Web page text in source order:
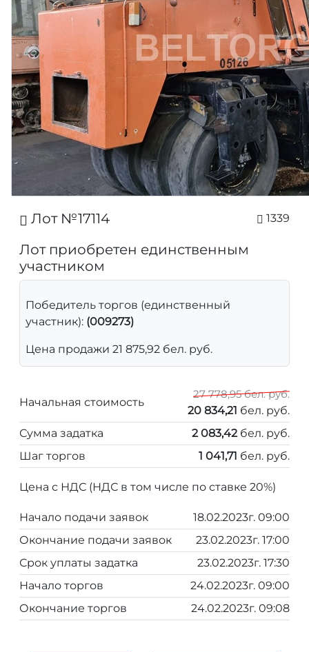
Лот №17114 1339
Лот приобретен единственным
участником
Победитель торгов (единственный
участник): (009273)
Цена продажи 21 875,92 бел. руб.
Начальная стоимость
27 778,95 бел. руб.
20 834,21 бел. руб.
Сумма задатка
2 083,42 бел. руб.
Шаг торгов
1 041,71 бел. руб.
Цена с НДС (НДС в том числе по ставке 20%)
Начало подачи заявок
18.02.2023г. 09:00
Окончание подачи заявок
23.02.2023г. 17:00
Срок уплаты задатка
23.02.2023г. 17:30
Начало торгов
24.02.2023г. 09:00
Окончание торгов
24.02.2023г. 09:08